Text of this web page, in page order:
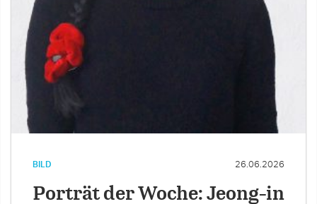
BILD 26.06.2026
Porträt der Woche: Jeong-in